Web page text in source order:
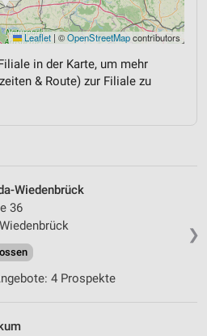
Leaflet | ©OpenStreetMapcontributors
in der Karte, um mehr
& Route) zur Filiale zu
❯
Wiedenbrück
36
4 Prospekte